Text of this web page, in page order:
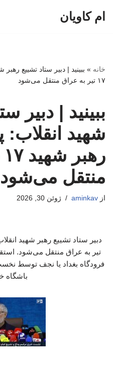
ام کاویان
خانه » ببینید | دبیر ستاد تشییع
۱۷ تیر به عراق منتقل می‌شود
ببینید | دبیر
شهید انقلاب:
منتقل می‌شود
از aminkav ژوئن 30, 2026
تیر به عراق منتقل می‌شود.
فرودگاه بغداد یا نجف توسط
باشگاه